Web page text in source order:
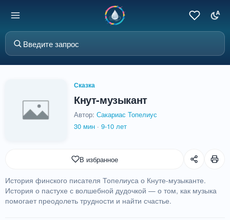
Сказка
Кнут-музыкант
Автор: Сакариас Топелиус
30 мин · 9-10 лет
История финского писателя Топелиуса о Кнуте-музыканте.
История о пастухе с волшебной дудочкой — о том, как музыка
помогает преодолеть трудности и найти счастье.
В избранное